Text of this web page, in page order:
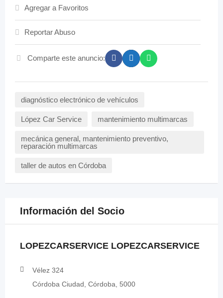
Agregar a Favoritos
Reportar Abuso
Comparte este anuncio:
diagnóstico electrónico de vehículos
López Car Service mantenimiento multimarcas
mecánica general, mantenimiento preventivo,
reparación multimarcas
taller de autos en Córdoba
Información del Socio
LOPEZCARSERVICE LOPEZCARSERVICE
Vélez 324
Córdoba Ciudad, Córdoba, 5000